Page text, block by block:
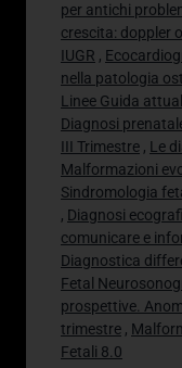
per antichi
crescita: doppler
IUGR ,
nella patologia
Linee Guida
Diagnosi
III Trimestre , Le
Malformazioni
Sindromologia
, Diagnosi
comunicare e
Diagnostica
Fetal
prospettive.
trimestre ,
Fetali 8.0